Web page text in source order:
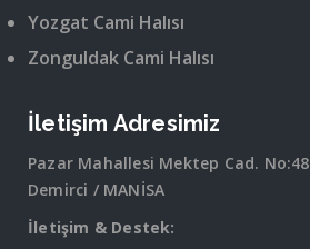
Yozgat Cami Halısı
Zonguldak Cami Halısı
İletişim Adresimiz
Pazar Mahallesi Mektep Cad. No:48
Demirci / MANİSA
İletişim & Destek: